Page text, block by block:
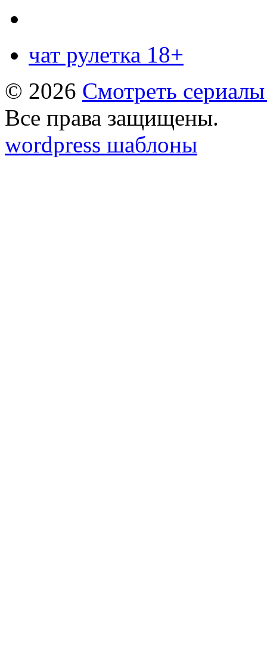
чат рулетка 18+
© 2026 Смотреть
Все права защищены.
wordpress шаблоны